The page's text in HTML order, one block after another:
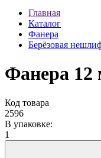
Главная
Каталог
Фанера
Берёзовая
Фанера
Код товара
2596
В упаковке:
1